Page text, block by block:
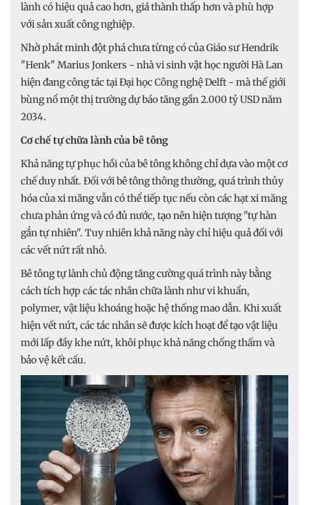
lành có hiệu quả cao hơn, giá thành thấp hơn và phù hợp
với sản xuất công nghiệp.
Nhờ phát minh đột phá chưa từng có của Giáo sư Hendrik
"Henk" Marius Jonkers - nhà vi sinh vật học người Hà Lan
hiện đang công tác tại Đại học Công nghệ Delft - mà thế giới
bùng nổ một thị trường dự báo tăng gần 2.000 tỷ USD năm
2034.
Cơ chế tự chữa lành của bê tông
Khả năng tự phục hồi của bê tông không chỉ dựa vào một cơ
chế duy nhất. Đối với bê tông thông thường, quá trình thủy
hóa của xi măng vẫn có thể tiếp tục nếu còn các hạt xi măng
chưa phản ứng và có đủ nước, tạo nên hiện tượng "tự hàn
gắn tự nhiên". Tuy nhiên khả năng này chỉ hiệu quả đối với
các vết nứt rất nhỏ.
Bê tông tự lành chủ động tăng cường quá trình này bằng
cách tích hợp các tác nhân chữa lành như vi khuẩn,
polymer, vật liệu khoáng hoặc hệ thống mao dẫn. Khi xuất
hiện vết nứt, các tác nhân sẽ được kích hoạt để tạo vật liệu
mới lấp đầy khe nứt, khôi phục khả năng chống thấm và
bảo vệ kết cấu.